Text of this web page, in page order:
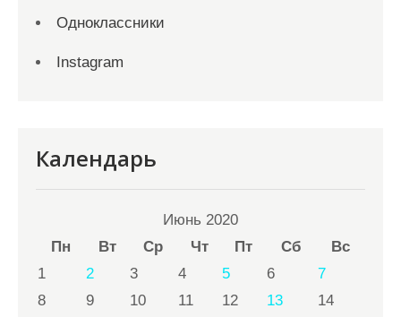
Одноклассники
Instagram
Календарь
Июнь 2020
Пн
Вт Ср Чт Пт Сб
Вс
1
2 3 4 5 6
7
8
9 10 11 12 13
14